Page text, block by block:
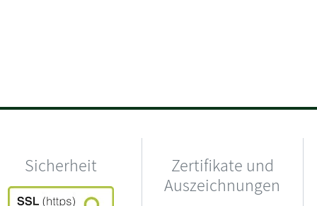
Sicherheit
Zertifikate und
Auszeichnungen